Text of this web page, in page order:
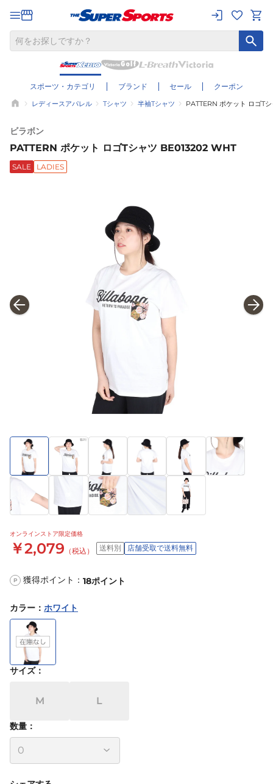
スポーツ・カテゴリ ブランド セール クーポン
レディースアパレル Tシャツ 半袖Tシャツ PATTERN ポケット ロゴT
ビラボン
PATTERN ポケット ロゴTシャツ BE013202 WHT
SALE LADIES
オンラインストア限定価格
￥2,079 （税込） 送料別 店舗受取で送料無料
P 獲得ポイント： 18ポイント
カラー ： ホワイト
サイズ：
M L
数量：